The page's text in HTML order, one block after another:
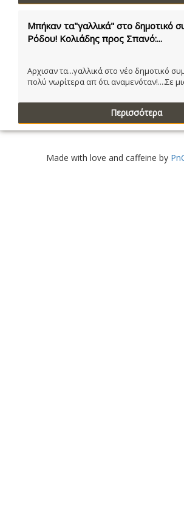
Μπήκαν τα"γαλλικά" στο δημοτικό
Ρόδου! Κολιάδης προς Σπανό:...
Αρχισαν τα...γαλλικά στο νέο δημοτικό
πολύ νωρίτερα απ ότι αναμενόταν!....Σε
Περισσότερα
Made with love and caffeine by